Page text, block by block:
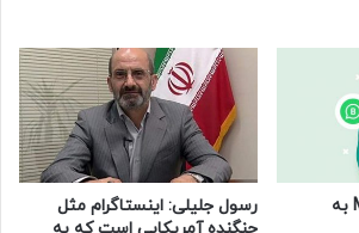
حالت ناشناس Meta AI به
رسول جلیلی: اینستاگرام مثل